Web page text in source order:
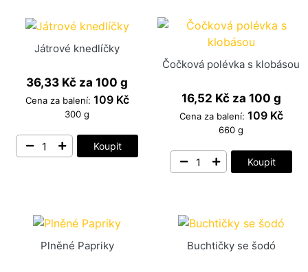
Játrové knedlíčky
36,33 Kč za 100 g
Cena za balení: 109 Kč
300 g
Koupit
Čočková polévka s klobásou
16,52 Kčza 100 g
Cena za balení: 109 Kč
660 g
Koupit
Plněné Papriky Buchtičky se šodó